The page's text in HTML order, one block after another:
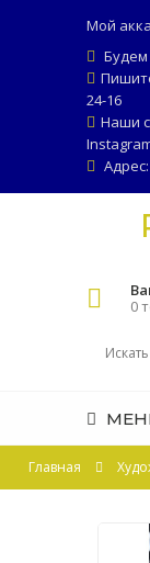
Мой
24-16
Наши
0
Главная